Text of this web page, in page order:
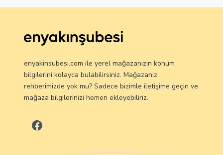
enyakinsubesi.com ile yerel mağazanızın konum
bilgilerini kolayca bulabilirsiniz. Mağazanız
rehberimizde yok mu? Sadece bizimle iletişime geçin ve
mağaza bilgilerinizi hemen ekleyebiliriz.